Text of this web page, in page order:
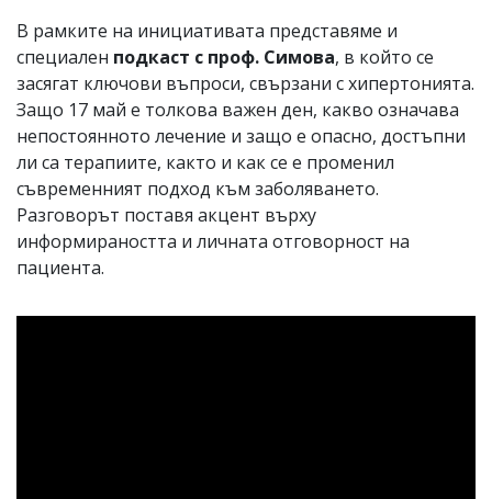
В рамките на инициативата представяме и
специален подкаст с проф. Симова, в който се
засягат ключови въпроси, свързани с хипертонията.
Защо 17 май е толкова важен ден, какво означава
непостоянното лечение и защо е опасно, достъпни
ли са терапиите, както и как се е променил
съвременният подход към заболяването.
Разговорът поставя акцент върху
информираността и личната отговорност на
пациента.